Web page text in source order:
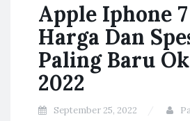
Apple Iphone
Harga Dan
Paling Baru
2022
September 25, 2022